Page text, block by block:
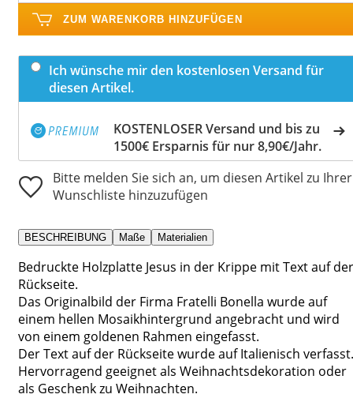
ZUM WARENKORB HINZUFÜGEN
Ich wünsche mir den kostenlosen Versand für
diesen Artikel.
KOSTENLOSER Versand und bis zu
1500€ Ersparnis für nur 8,90€/Jahr.
Bitte melden Sie sich an, um diesen Artikel zu Ihrer
Wunschliste hinzuzufügen
BESCHREIBUNG Maße Materialien
Bedruckte Holzplatte Jesus in der Krippe mit Text auf der
Rückseite.
Das Originalbild der Firma Fratelli Bonella wurde auf
einem hellen Mosaikhintergrund angebracht und wird
von einem goldenen Rahmen eingefasst.
Der Text auf der Rückseite wurde auf Italienisch verfasst.
Hervorragend geeignet als Weihnachtsdekoration oder
als Geschenk zu Weihnachten.